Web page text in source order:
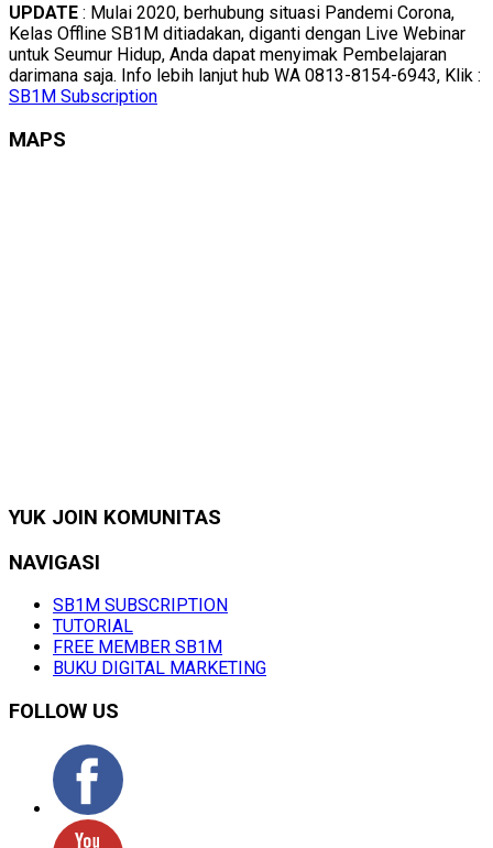
UPDATE : Mulai 2020, berhubung situasi Pandemi Corona,
Kelas Offline SB1M ditiadakan, diganti dengan Live Webinar
untuk Seumur Hidup, Anda dapat menyimak Pembelajaran
darimana saja. Info lebih lanjut hub WA 0813-8154-6943, Klik :
SB1M Subscription
MAPS
YUK JOIN KOMUNITAS
NAVIGASI
SB1M SUBSCRIPTION
TUTORIAL
FREE MEMBER SB1M
BUKU DIGITAL MARKETING
FOLLOW US